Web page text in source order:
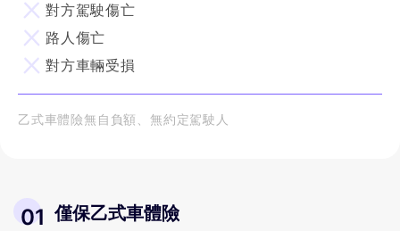
對方駕駛傷亡
路人傷亡
對方車輛受損
乙式車體險無自負額、無約定駕駛人
01 僅保乙式車體險